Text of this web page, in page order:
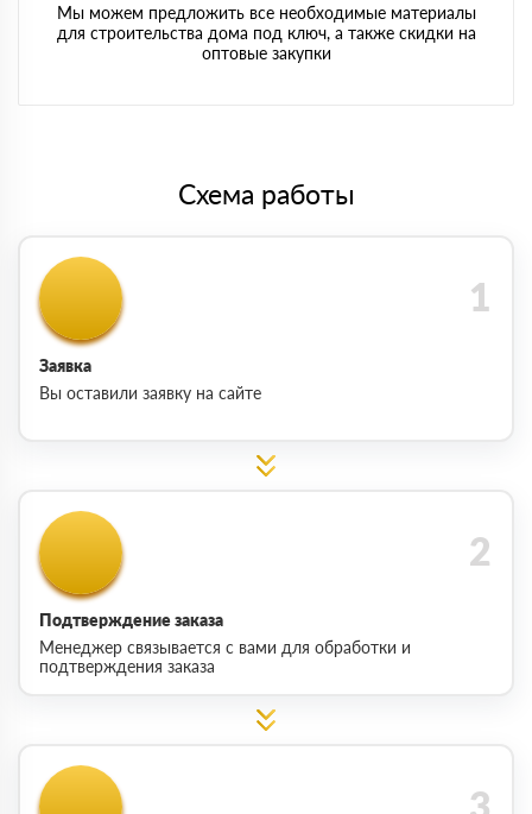
Мы можем предложить все необходимые материалы
для строительства дома под ключ, а также скидки на
оптовые закупки
Схема работы
Заявка
Вы оставили заявку на сайте
Подтверждение заказа
Менеджер связывается с вами для обработки и
подтверждения заказа